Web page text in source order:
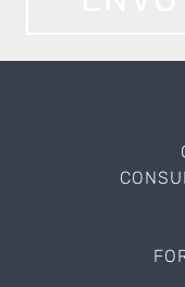
empty.